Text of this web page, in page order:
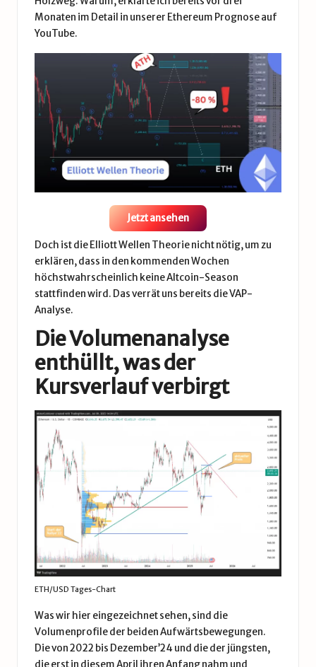
Monaten im Detail in unserer Ethereum Prognose auf
YouTube.
Jetzt ansehen
Doch ist die Elliott Wellen Theorie nicht nötig, um zu
erklären, dass in den kommenden Wochen
höchstwahrscheinlich keine Altcoin-Season
stattfinden wird. Das verrät uns bereits die VAP-
Analyse.
Die Volumenanalyse
enthüllt, was der
Kursverlauf verbirgt
ETH/USD Tages-Chart
Was wir hier eingezeichnet sehen, sind die
Volumenprofile der beiden Aufwärtsbewegungen.
Die von 2022 bis Dezember’24 und die der jüngsten,
die erst in diesem April ihren Anfang nahm und